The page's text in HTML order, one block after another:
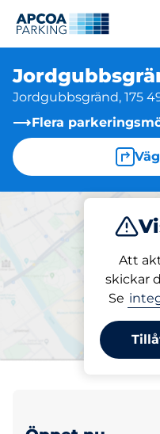
Jordgubbsgränd, 175
Flera
Att
skickar
Se